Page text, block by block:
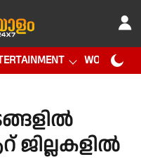
WORLD CUP